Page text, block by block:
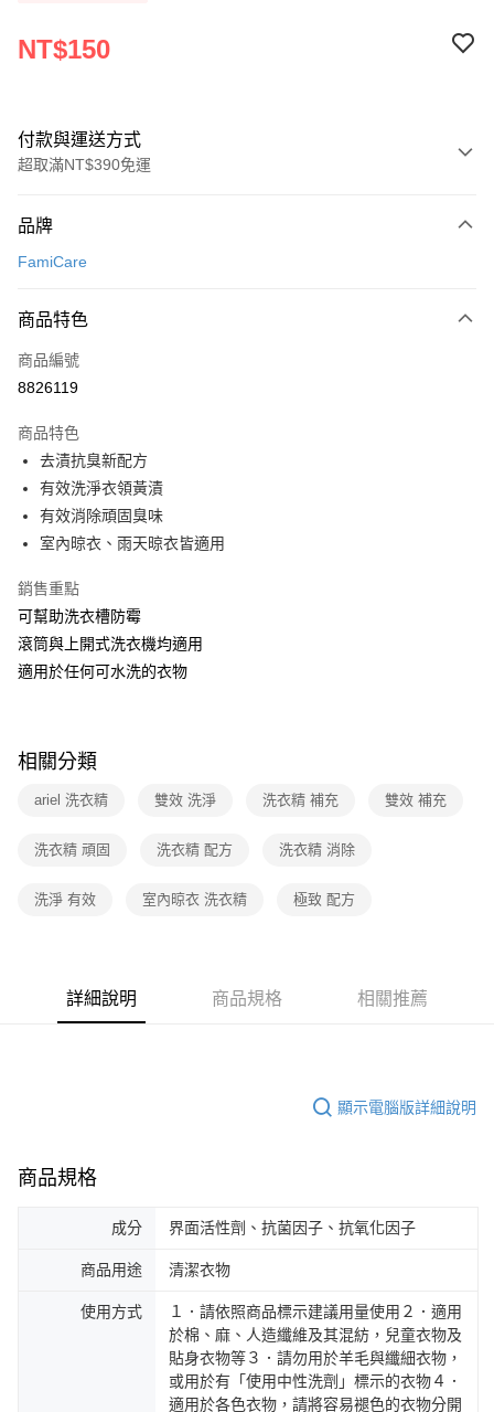
NT$150
付款與運送方式
超取滿NT$390免運
全家線上支付
運送方式
全家取貨付款
常溫-付款後全家取貨
每筆NT$40，滿NT$390(含以上)免運費
品牌
FamiCare
商品特色
商品編號
8826119
商品特色
去漬抗臭新配方
有效洗淨衣領黃漬
有效消除頑固臭味
室內晾衣、雨天晾衣皆適用
銷售重點
可幫助洗衣槽防霉
滾筒與上開式洗衣機均適用
適用於任何可水洗的衣物
相關分類
ariel 洗衣精 雙效 洗淨 洗衣精 補充 雙效 補充
洗衣精 頑固 洗衣精 配方 洗衣精 消除
洗淨 有效 室內晾衣 洗衣精 極致 配方
詳細說明 商品規格 相關推薦
顯示電腦版詳細說明
商品規格
成分 界面活性劑、抗菌因子、抗氧化因子
商品用途 清潔衣物
使用方式
１．請依照商品標示建議用量使用２．適用
於棉、麻、人造纖維及其混紡，兒童衣物及
貼身衣物等３．請勿用於羊毛與纖細衣物，
或用於有「使用中性洗劑」標示的衣物４．
適用於各色衣物，請將容易褪色的衣物分開